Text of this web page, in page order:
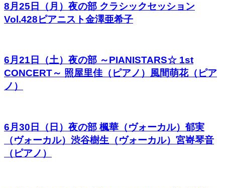
8月25日（月）夜の部 クラシックセッション
Vol.428ピアニスト金澤亜希子
6月21日（土）夜の部 ～PIANISTARS☆ 1st
CONCERT～ 照屋里佳（ピアノ）風間萌花（ピア
ノ）
6月30日（日）夜の部 楓華（ヴォーカル）郁実
（ヴォーカル）渋谷樹生（ヴォーカル）宮㟢琴音
（ピアノ）